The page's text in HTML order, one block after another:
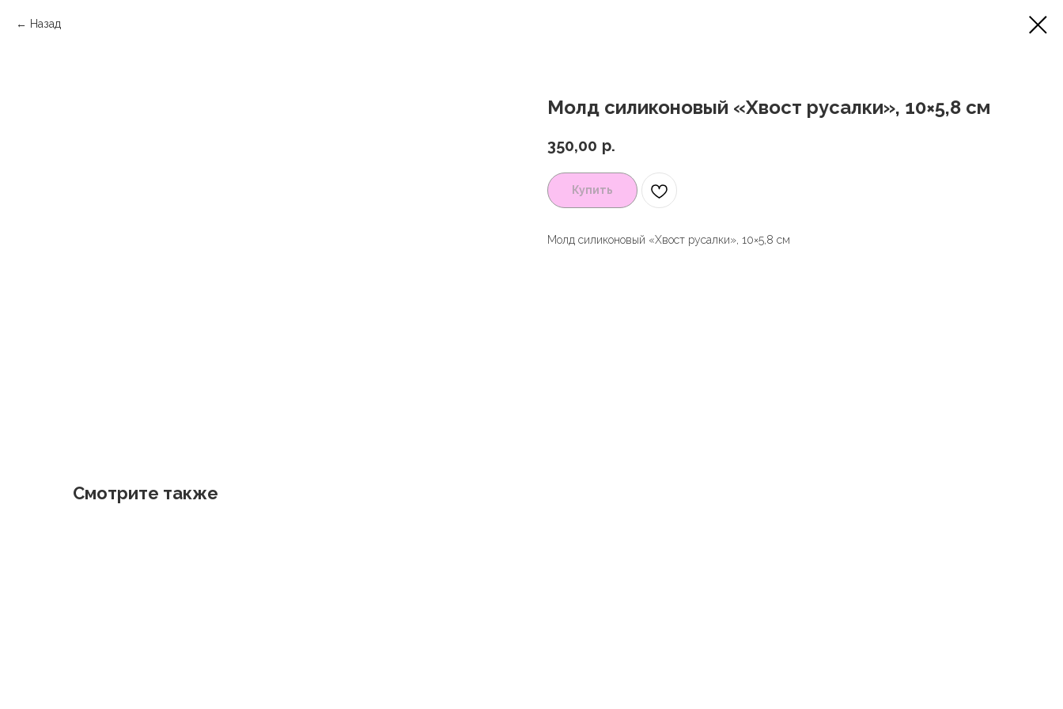
Назад
Молд силиконовый «Хвост русалки», 10×5,8 см
350,00 р.
Купить
Молд силиконовый «Хвост русалки», 10×5,8 см
Смотрите также